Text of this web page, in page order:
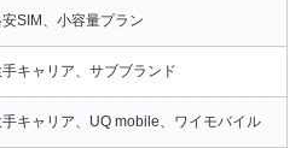
SIM、小容量プラン
キャリア、サブブランド
手キャリア、UQ mobile、ワイモバイル